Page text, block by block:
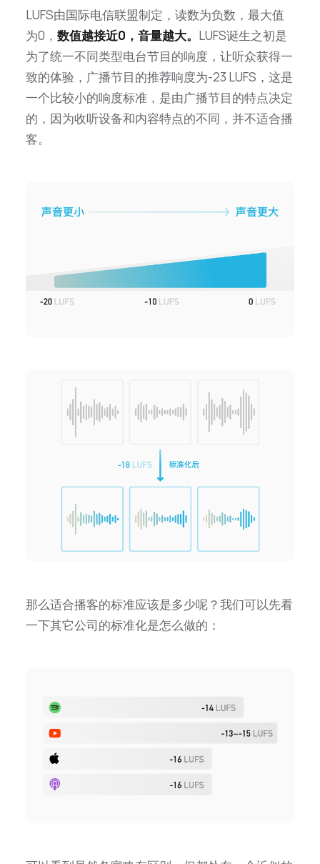
LUFS由国际电信联盟制定，读数为负数，最大值
为0， 数值越接近0，音量越大。 LUFS诞生之初是
为了统一不同类型电台节目的响度，让听众获得一
致的体验，广播节目的推荐响度为-23 LUFS，这是
一个比较小的响度标准，是由广播节目的特点决定
的，因为收听设备和内容特点的不同，并不适合播
客。
那么适合播客的标准应该是多少呢？我们可以先看
一下其它公司的标准化是怎么做的：